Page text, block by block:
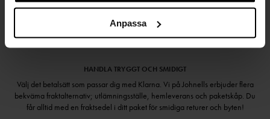
Anpassa
HANDLA TRYGGT OCH SMIDIGT
Välj det betalsätt som passar dig med Klarna. Vi på Johnells erbjuder flera
bekväma fraktalternativ; utlämningsställe, hemleverans och paketskåp. Du
får alltid med en fraktsedel i ditt paket för smidiga returer och byten!